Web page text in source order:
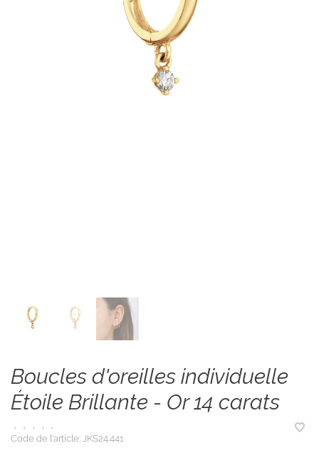
Boucles d'oreilles individuelle
Étoile Brillante - Or 14 carats
• • • •
•
Code de l'article: JKS24.441